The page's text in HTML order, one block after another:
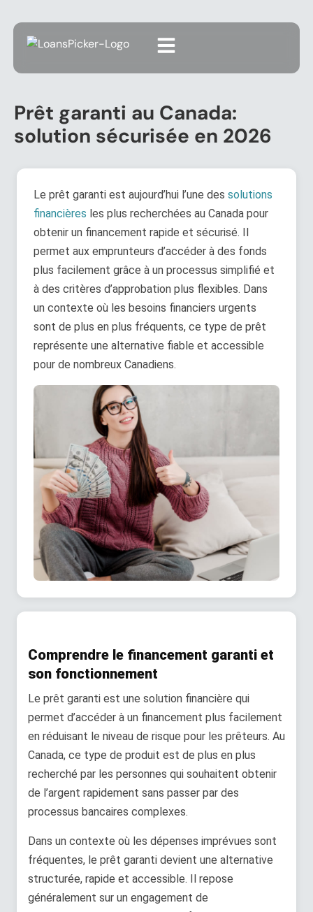
Prêt garanti au Canada:
solution sécurisée en 2026
Le prêt garanti est aujourd’hui l’une des solutions
financières les plus recherchées au Canada pour
obtenir un financement rapide et sécurisé. Il
permet aux emprunteurs d’accéder à des fonds
plus facilement grâce à un processus simplifié et
à des critères d’approbation plus flexibles. Dans
un contexte où les besoins financiers urgents
sont de plus en plus fréquents, ce type de prêt
représente une alternative fiable et accessible
pour de nombreux Canadiens.
Comprendre le financement garanti et
son fonctionnement
Le prêt garanti est une solution financière qui
permet d’accéder à un financement plus facilement
en réduisant le niveau de risque pour les prêteurs. Au
Canada, ce type de produit est de plus en plus
recherché par les personnes qui souhaitent obtenir
de l’argent rapidement sans passer par des
processus bancaires complexes.
Dans un contexte où les dépenses imprévues sont
fréquentes, le prêt garanti devient une alternative
structurée, rapide et accessible. Il repose
généralement sur un engagement de